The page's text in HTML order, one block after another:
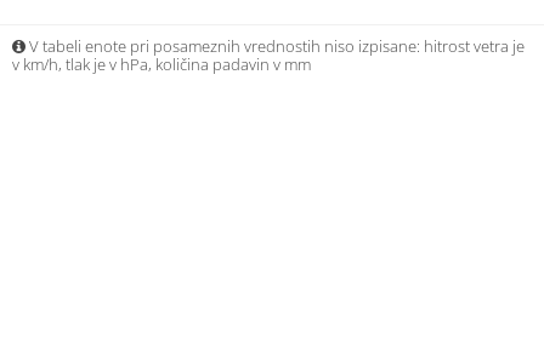
V tabeli enote pri posameznih vrednostih niso izpisane: hitrost vetra je
v km/h, tlak je v hPa, količina padavin v mm